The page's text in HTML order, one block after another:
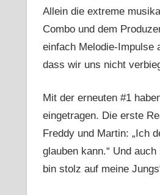
Allein die extreme
Combo und dem
einfach Melodie-Impulse
dass wir uns nicht
Mit der erneuten #1
eingetragen. Die erste
Freddy und Martin: „Ich
glauben kann.“ Und
bin stolz auf meine